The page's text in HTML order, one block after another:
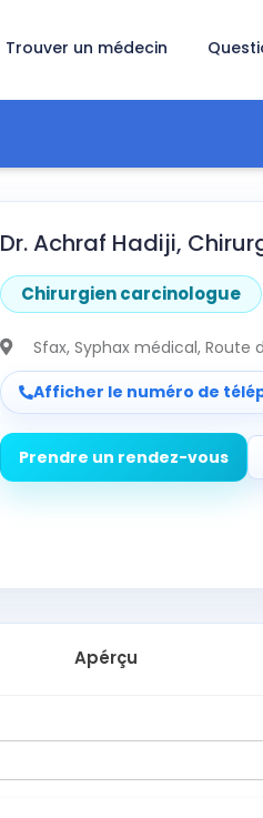
Trouver un médecin
Dr. Achraf Hadiji,
Chirurgien carcinologue
Sfax, Syphax médical, Route
Afficher le numéro de
Prendre un rendez-vous
Apérçu